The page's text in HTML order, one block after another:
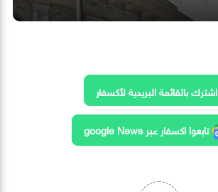
اشترك بالقائمة البريدية لأكسفار
تابعوا اكسفار عبر google News